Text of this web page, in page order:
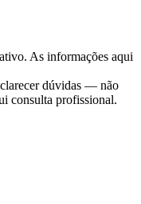
As informações aqui
dúvidas — não
consulta profissional.